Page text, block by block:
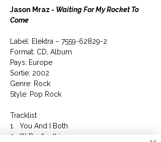
Jason Mraz - Waiting For My Rocket To
Come
Label: Elektra – 7559-62829-2
Format: CD, Album
Pays: Europe
Sortie: 2002
Genre: Rock
Style: Pop Rock
Tracklist
1
You And I Both
2
I'll Do Anything